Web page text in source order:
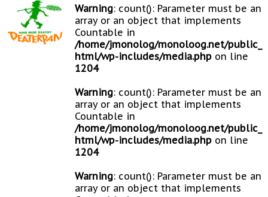
Warning: count(): Parameter must be an
array or an object that implements
Countable in
/home/jmonolog/monoloog.net/public_
html/wp-includes/media.php on line
1204
Warning: count(): Parameter must be an
array or an object that implements
Countable in
/home/jmonolog/monoloog.net/public_
html/wp-includes/media.php on line
1204
Warning: count(): Parameter must be an
array or an object that implements